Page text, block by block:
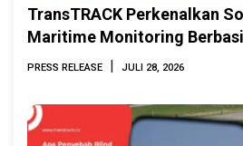
TransTRACK Perkenalkan
Maritime Monitoring
INAMARINE 2026
PRESS RELEASE | JULI 28, 2026